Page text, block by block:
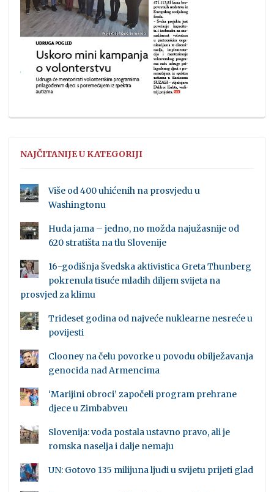
NAJČITANIJE U KATEGORIJI
Više od 400 uhićenih na prosvjedu u
Washingtonu
Huda jama – jedno, no možda najužasnije od
620 stratišta na tlu Slovenije
16-godišnja švedska aktivistica Greta Thunberg
pokrenula tisuće mladih diljem svijeta na
prosvjed za klimu
Trideset godina od najveće nuklearne nesreće u
povijesti
Clooney na čelu povorke u povodu obilježavanja
genocida nad Armencima
‘Marijini obroci’ započeli program prehrane
djece u Zimbabveu
Slovenija: voda postala ustavno pravo, ali je
romska naselja i dalje nemaju
UN: Gotovo 135 milijuna ljudi u svijetu prijeti glad